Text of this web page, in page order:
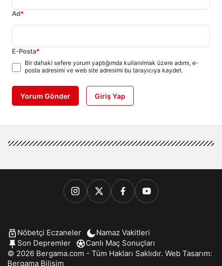
Ad*
E-Posta*
Bir dahaki sefere yorum yaptığımda kullanılmak üzere adımı, e-
posta adresimi ve web site adresimi bu tarayıcıya kaydet.
Yorum Gönder Giriş Yap
Nöbetçi Eczaneler
Namaz Vakitleri
Son Depremler
Canlı Maç Sonuçları
© 2026 Bergama.com - Tüm Hakları Saklıdır. Web Tasarım:
Bergama Bilişim